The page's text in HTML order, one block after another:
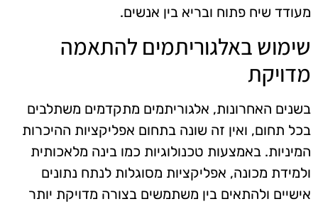
מעודד שיח פתוח ובריא בין אנשים.
שימוש באלגוריתמים להתאמה
מדויקת
בשנים האחרונות, אלגוריתמים מתקדמים משתלבים
בכל תחום, ואין זה שונה בתחום אפליקציות ההיכרות
המיניות. באמצעות טכנולוגיות כמו בינה מלאכותית
ולמידת מכונה, אפליקציות מסוגלות לנתח נתונים
אישיים ולהתאים בין משתמשים בצורה מדויקת יותר